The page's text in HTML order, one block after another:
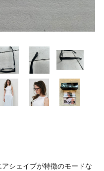
シェイプが特徴のモードな